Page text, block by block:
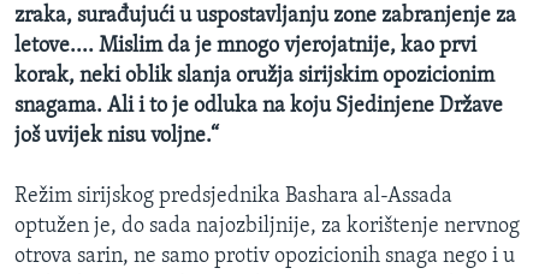
zraka, surađujući u uspostavljanju zone zabranjenje za
letove.... Mislim da je mnogo vjerojatnije, kao prvi
korak, neki oblik slanja oružja sirijskim opozicionim
snagama. Ali i to je odluka na koju Sjedinjene Države
još uvijek nisu voljne.“
Režim sirijskog predsjednika Bashara al-Assada
optužen je, do sada najozbiljnije, za korištenje nervnog
otrova sarin, ne samo protiv opozicionih snaga nego i u